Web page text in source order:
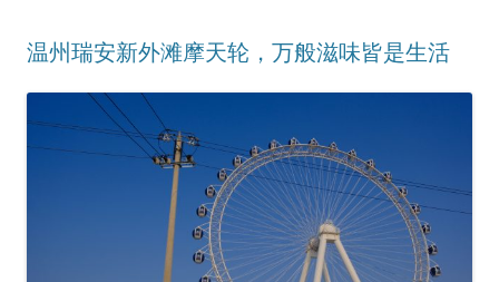
温州瑞安新外滩摩天轮，万般滋味皆是生活